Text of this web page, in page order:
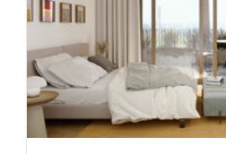
centenárias.